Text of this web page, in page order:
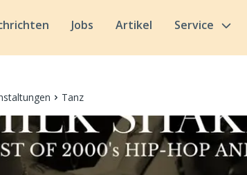
Jobs Artikel Service
Tanz